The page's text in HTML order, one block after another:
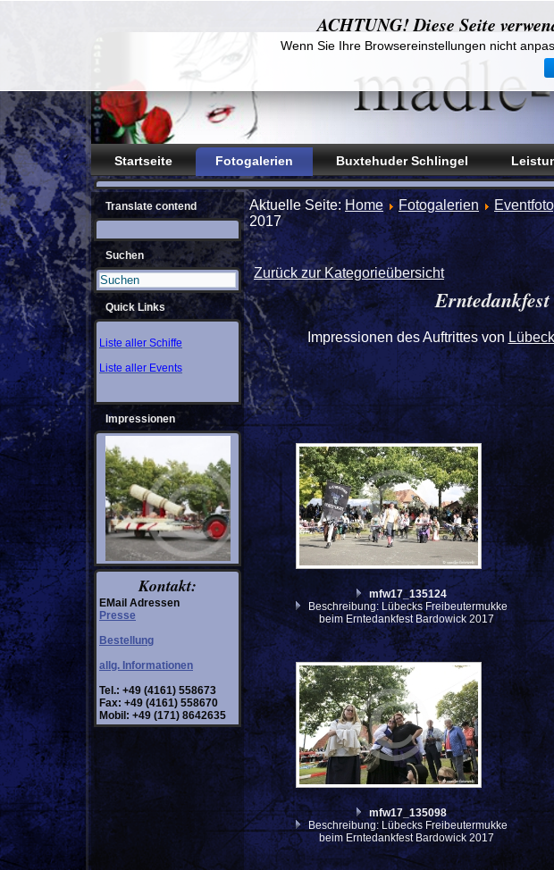
Startseite Fotogalerien Buxtehuder Schlingel
ACHTUNG! Diese Seite
Wenn Sie Ihre Browsereinstellungen nicht
Translate contend
Suchen
Quick Links
Liste aller Schiffe
Liste aller Events
Impressionen
Kontakt:
EMail Adressen
Presse
Bestellung
allg. Informationen
Tel.: +49 (4161) 558673
Fax: +49 (4161) 558670
Mobil: +49 (171) 8642635
Aktuelle Seite: Home Fotogalerien
2017
Zurück zur Kategorieübersicht
Impressionen des Auftrittes von
mfw17_135124
Beschreibung: Lübecks Freibeutermukke
beim Erntedankfest Bardowick 2017
mfw17_135098
Beschreibung: Lübecks Freibeutermukke
beim Erntedankfest Bardowick 2017